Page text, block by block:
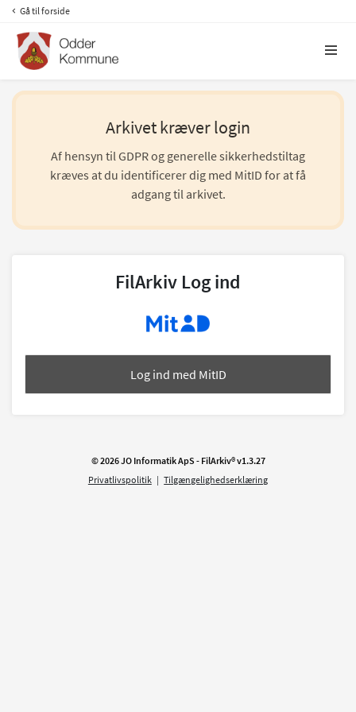
Gå til forside
Arkivet kræver login
Af hensyn til GDPR og generelle sikkerhedstiltag
kræves at du identificerer dig med MitID for at få
adgang til arkivet.
FilArkiv Log ind
Log ind med MitID
© 2026 JO Informatik ApS - FilArkiv®v1.3.27
Privatlivspolitik | Tilgængelighedserklæring